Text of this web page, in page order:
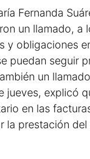
Fernanda
un llamado, a
y obligaciones
puedan seguir
un
jueves, explicó
en las
la prestación